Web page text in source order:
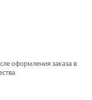
оформления заказа в